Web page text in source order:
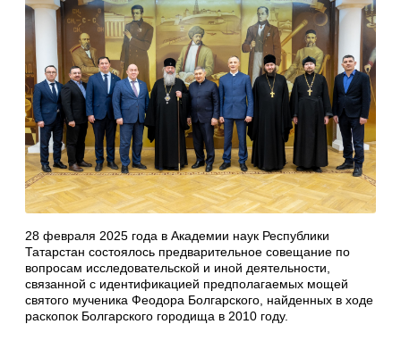
28 февраля 2025 года в Академии наук Республики
Татарстан состоялось предварительное совещание по
вопросам исследовательской и иной деятельности,
связанной с идентификацией предполагаемых мощей
святого мученика Феодора Болгарского, найденных в ходе
раскопок Болгарского городища в 2010 году.